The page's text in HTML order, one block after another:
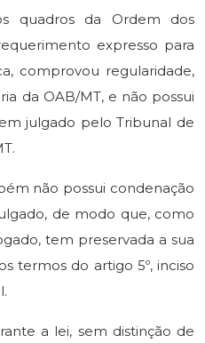
quadros da Ordem dos
expresso para
comprovou regularidade,
da OAB/MT, e não possui
julgado pelo Tribunal de
não possui condenação
de modo que, como
tem preservada a sua
termos do artigo 5º, inciso
a lei, sem distinção de